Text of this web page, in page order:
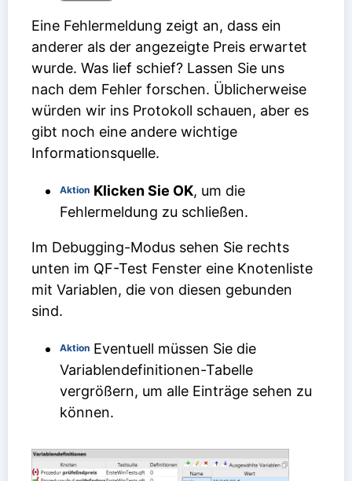
Eine Fehlermeldung zeigt an, dass ein
anderer als der angezeigte Preis erwartet
wurde. Was lief schief? Lassen Sie uns
nach dem Fehler forschen. Üblicherweise
würden wir ins Protokoll schauen, aber es
gibt noch eine andere wichtige
Informationsquelle.
Aktion Klicken Sie OK, um die
Fehlermeldung zu schließen.
Im Debugging-Modus sehen Sie rechts
unten im QF-Test Fenster eine Knotenliste
mit Variablen, die von diesen gebunden
sind.
Aktion Eventuell müssen Sie die
Variablendefinitionen-Tabelle
vergrößern, um alle Einträge sehen zu
können.